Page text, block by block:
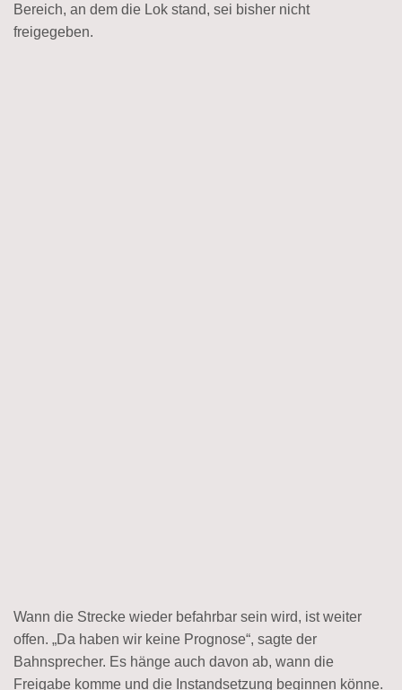
Bereich, an dem die Lok stand, sei bisher nicht
freigegeben.
Wann die Strecke wieder befahrbar sein wird, ist weiter
offen. „Da haben wir keine Prognose“, sagte der
Bahnsprecher. Es hänge auch davon ab, wann die
Freigabe komme und die Instandsetzung beginnen könne.